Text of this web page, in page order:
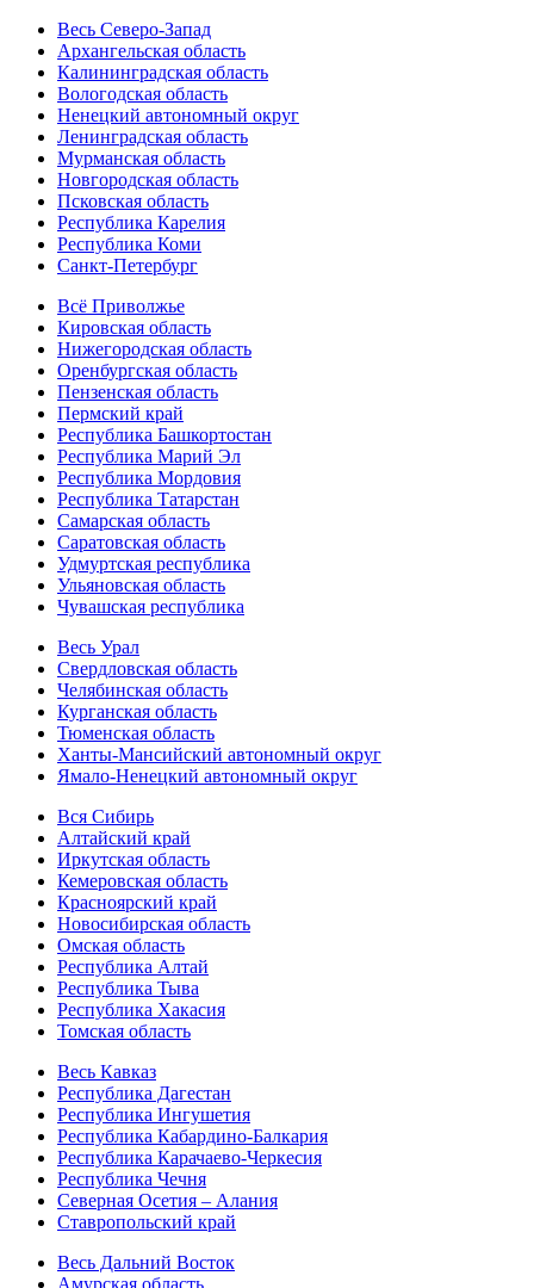
Весь Северо-Запад
Архангельская область
Калининградская область
Вологодская область
Ненецкий автономный округ
Ленинградская область
Мурманская область
Новгородская область
Псковская область
Республика Карелия
Республика Коми
Санкт-Петербург
Всё Приволжье
Кировская область
Нижегородская область
Оренбургская область
Пензенская область
Пермский край
Республика Башкортостан
Республика Марий Эл
Республика Мордовия
Республика Татарстан
Самарская область
Саратовская область
Удмуртская республика
Ульяновская область
Чувашская республика
Весь Урал
Свердловская область
Челябинская область
Курганская область
Тюменская область
Ханты-Мансийский автономный округ
Ямало-Ненецкий автономный округ
Вся Сибирь
Алтайский край
Иркутская область
Кемеровская область
Красноярский край
Новосибирская область
Омская область
Республика Алтай
Республика Тыва
Республика Хакасия
Томская область
Весь Кавказ
Республика Дагестан
Республика Ингушетия
Республика Кабардино-Балкария
Республика Карачаево-Черкесия
Республика Чечня
Северная Осетия – Алания
Ставропольский край
Весь Дальний Восток
Амурская область